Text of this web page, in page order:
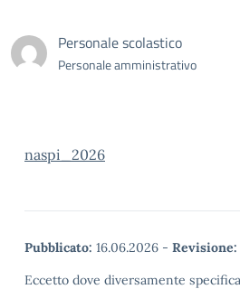
Personale scolastico
Personale amministrativo
naspi_2026
Pubblicato: 16.06.2026 - Revisione:
Eccetto dove diversamente